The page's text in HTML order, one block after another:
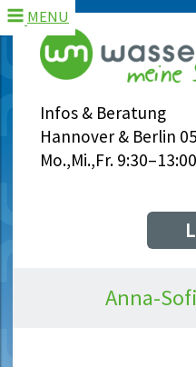
Infos & Beratung
Hannover & Berlin
Mo.,Mi.,Fr.
MENU
Anna-